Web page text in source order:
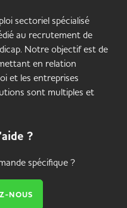
sectoriel spécialisé
au recrutement de
Notre objectif est de
en relation
et les entreprises
sont multiples et
?
spécifique ?
NOUS